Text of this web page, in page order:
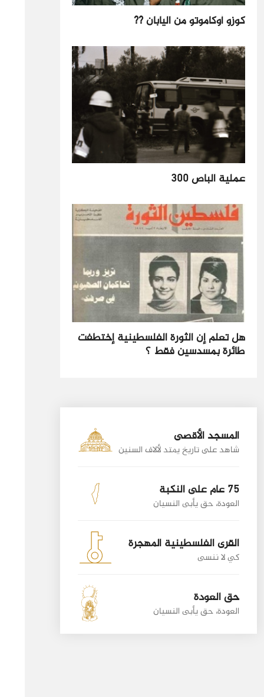
كوزو أوكاموتو من اليابان ??
عملية الباص 300
هل تعلم إن الثورة الفلسطينية إختطفت
طائرة بمسدسين فقط ؟
المسجد الأقصى
شاهد على تاريخ يمتد لألاف السنين
75 عام على النكبة
العودة، حق يأبى النسيان
القرى الفلسطينية المهجرة
كي لا ننسى
حق العودة
العودة، حق يأبى النسيان